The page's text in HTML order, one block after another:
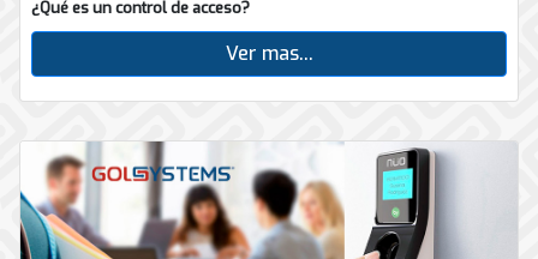
¿Qué es un control de acceso?
Ver mas...